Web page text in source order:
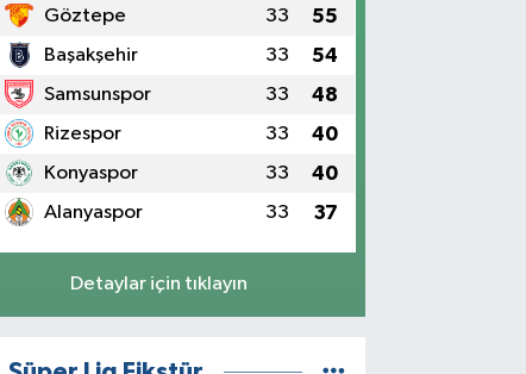
Göztepe 33 55
Başakşehir 33 54
Samsunspor 33 48
Rizespor 33 40
Konyaspor 33 40
Alanyaspor 33 37
Detaylar için tıklayın